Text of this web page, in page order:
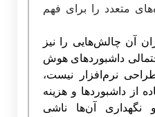
متعدد را برای فهم
آن چالش‌هایی را نیز
داشبوردهای هوش
نرم‌افزار نیست،
از داشبوردها و هزینه
و نگهداری آن‌ها ناشی